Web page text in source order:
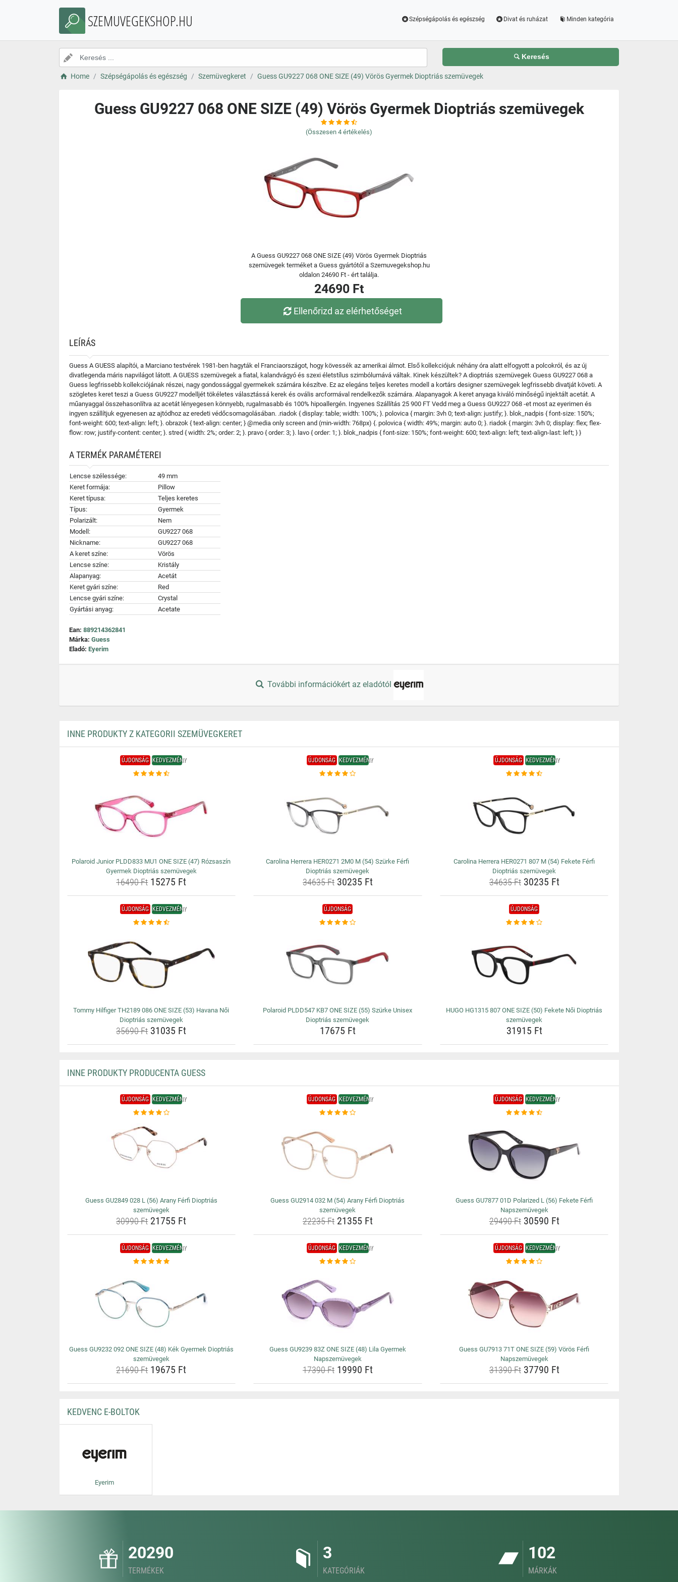
SZEMUVEGEKSHOP.HU Szépségápolás és egészség Divat és ruházat Minden kategória
Keresés
Home Szépségápolás és egészség Szemüvegkeret Guess GU9227 068 ONE SIZE (49) Vörös Gyermek Dioptriás szemüvegek
Guess GU9227 068 ONE SIZE (49) Vörös Gyermek Dioptriás szemüvegek
(Összesen 4 értékelés)
A Guess GU9227 068 ONE SIZE (49) Vörös Gyermek Dioptriás
szemüvegek terméket a Guess gyártótól a Szemuvegekshop.hu
oldalon 24690 Ft - ért találja.
24690 Ft
Ellenőrizd az elérhetőséget
LEÍRÁS
Guess A GUESS alapítói, a Marciano testvérek 1981-ben hagyták el Franciaországot, hogy kövessék az amerikai álmot. Első kollekciójuk néhány óra alatt elfogyott a polcokról, és az új
divatlegenda máris napvilágot látott. A GUESS szemüvegek a fiatal, kalandvágyó és szexi életstílus szimbólumává váltak. Kinek készültek? A dioptriás szemüvegek Guess GU9227 068 a
Guess legfrissebb kollekciójának részei, nagy gondossággal gyermekek számára készítve. Ez az elegáns teljes keretes modell a kortárs designer szemüvegek legfrissebb divatját követi. A
szögletes keret teszi a Guess GU9227 modelljét tökéletes választássá kerek és ovális arcformával rendelkezők számára. Alapanyagok A keret anyaga kiváló minőségű injektált acetát. A
műanyaggal összehasonlítva az acetát lényegesen könnyebb, rugalmasabb és 100% hipoallergén. Ingyenes Szállítás 25 900 FT Vedd meg a Guess GU9227 068 -et most az eyerimen és
ingyen szállítjuk egyenesen az ajtódhoz az eredeti védőcsomagolásában. .riadok { display: table; width: 100%; }. polovica { margin: 3vh 0; text-align: justify; }. blok_nadpis { font-size: 150%;
font-weight: 600; text-align: left; }. obrazok { text-align: center; } @media only screen and (min-width: 768px) {. polovica { width: 49%; margin: auto 0; }. riadok { margin: 3vh 0; display: flex; flex-
flow: row; justify-content: center; }. stred { width: 2%; order: 2; }. pravo { order: 3; }. lavo { order: 1; }. blok_nadpis { font-size: 150%; font-weight: 600; text-align: left; text-align-last: left; } }
A TERMÉK PARAMÉTEREI
Lencse szélessége:
49 mm
Keret formája:
Pillow
Keret típusa:
Teljes keretes
Típus:
Gyermek
Polarizált:
Nem
Modell:
GU9227 068
Nickname:
GU9227 068
A keret színe:
Vörös
Lencse színe:
Kristály
Alapanyag:
Acetát
Keret gyári színe:
Red
Lencse gyári színe:
Crystal
Gyártási anyag:
Acetate
Ean: 889214362841
Márka: Guess
Eladó: Eyerim
További információkért az eladótól
INNE PRODUKTY Z KATEGORII SZEMÜVEGKERET
ÚJDONSÁG KEDVEZMÉNY
Polaroid Junior PLDD833 MU1 ONE SIZE (47) Rózsaszín
Gyermek Dioptriás szemüvegek
16490 Ft15275 Ft
ÚJDONSÁG KEDVEZMÉNY
Carolina Herrera HER0271 2M0 M (54) Szürke Férfi
Dioptriás szemüvegek
34635 Ft30235 Ft
ÚJDONSÁG KEDVEZMÉNY
Carolina Herrera HER0271 807 M (54) Fekete Férfi
Dioptriás szemüvegek
34635 Ft30235 Ft
ÚJDONSÁG KEDVEZMÉNY
Tommy Hilfiger TH2189 086 ONE SIZE (53) Havana Női
Dioptriás szemüvegek
35690 Ft31035 Ft
ÚJDONSÁG
Polaroid PLDD547 KB7 ONE SIZE (55) Szürke Unisex
Dioptriás szemüvegek
17675 Ft
ÚJDONSÁG
HUGO HG1315 807 ONE SIZE (50) Fekete Női Dioptriás
szemüvegek
31915 Ft
INNE PRODUKTY PRODUCENTA GUESS
ÚJDONSÁG KEDVEZMÉNY
Guess GU2849 028 L (56) Arany Férfi Dioptriás
szemüvegek
30990 Ft21755 Ft
ÚJDONSÁG KEDVEZMÉNY
Guess GU2914 032 M (54) Arany Férfi Dioptriás
szemüvegek
22235 Ft21355 Ft
ÚJDONSÁG KEDVEZMÉNY
Guess GU7877 01D Polarized L (56) Fekete Férfi
Napszemüvegek
29490 Ft30590 Ft
ÚJDONSÁG KEDVEZMÉNY
Guess GU9232 092 ONE SIZE (48) Kék Gyermek Dioptriás
szemüvegek
21690 Ft19675 Ft
ÚJDONSÁG KEDVEZMÉNY
Guess GU9239 83Z ONE SIZE (48) Lila Gyermek
Napszemüvegek
17390 Ft19990 Ft
ÚJDONSÁG KEDVEZMÉNY
Guess GU7913 71T ONE SIZE (59) Vörös Férfi
Napszemüvegek
31390 Ft37790 Ft
KEDVENC E-BOLTOK
Eyerim
20290
TERMÉKEK
3
KATEGÓRIÁK
102
MÁRKÁK